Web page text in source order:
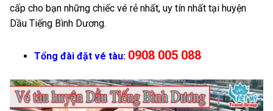
cấp cho bạn những chiếc vé rẻ nhất, uy tín nhất tại huyện
Dầu Tiếng Bình Dương.
Tổng đài đặt vé tàu: 0908 005 088